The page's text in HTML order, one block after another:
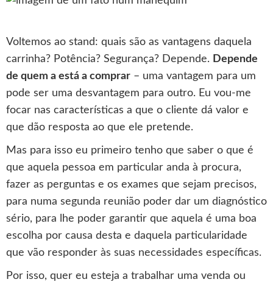
Voltemos ao stand: quais são as vantagens daquela
carrinha? Potência? Segurança? Depende. Depende
de quem a está a comprar – uma vantagem para um
pode ser uma desvantagem para outro. Eu vou-me
focar nas características a que o cliente dá valor e
que dão resposta ao que ele pretende.
Mas para isso eu primeiro tenho que saber o que é
que aquela pessoa em particular anda à procura,
fazer as perguntas e os exames que sejam precisos,
para numa segunda reunião poder dar um diagnóstico
sério, para lhe poder garantir que aquela é uma boa
escolha por causa desta e daquela particularidade
que vão responder às suas necessidades específicas.
Por isso, quer eu esteja a trabalhar uma venda ou